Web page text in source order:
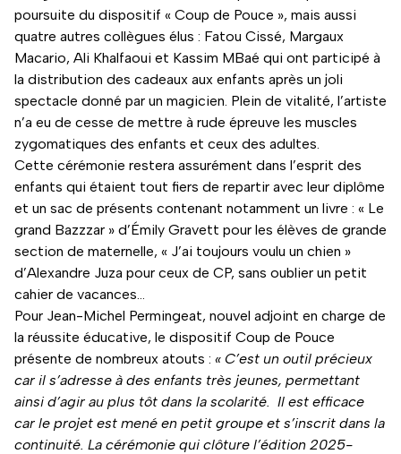
poursuite du dispositif « Coup de Pouce », mais aussi
quatre autres collègues élus : Fatou Cissé, Margaux
Macario, Ali Khalfaoui et Kassim MBaé qui ont participé à
la distribution des cadeaux aux enfants après un joli
spectacle donné par un magicien. Plein de vitalité, l’artiste
n’a eu de cesse de mettre à rude épreuve les muscles
zygomatiques des enfants et ceux des adultes.
Cette cérémonie restera assurément dans l’esprit des
enfants qui étaient tout fiers de repartir avec leur diplôme
et un sac de présents contenant notamment un livre : « Le
grand Bazzzar » d’Émily Gravett pour les élèves de grande
section de maternelle, « J’ai toujours voulu un chien »
d’Alexandre Juza pour ceux de CP, sans oublier un petit
cahier de vacances…
Pour Jean-Michel Permingeat, nouvel adjoint en charge de
la réussite éducative, le dispositif Coup de Pouce
présente de nombreux atouts : « C’est un outil précieux
car il s’adresse à des enfants très jeunes, permettant
ainsi d’agir au plus tôt dans la scolarité. Il est efficace
car le projet est mené en petit groupe et s’inscrit dans la
continuité. La cérémonie qui clôture l’édition 2025-